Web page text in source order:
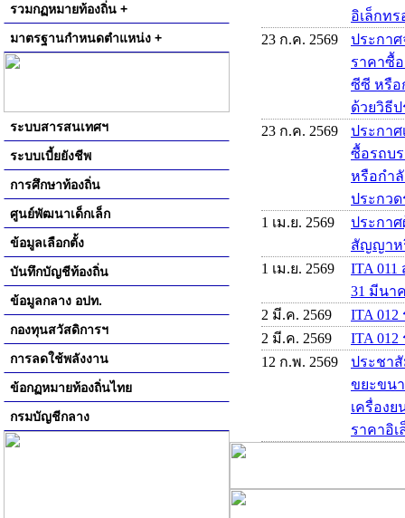
รวมกฏหมายท้องถิ่น +
มาตรฐานกำหนดตำแหน่ง +
ระบบสารสนเทศฯ
ระบบเบี้ยยังชีพ
การศึกษาท้องถิ่น
ศูนย์พัฒนาเด็กเล็ก
ข้อมูลเลือกตั้ง
บันทึกบัญชีท้องถิ่น
ข้อมูลกลาง อปท.
กองทุนสวัสดิการฯ
การลดใช้พลังงาน
ข้อกฏหมายท้องถิ่นไทย
กรมบัญชีกลาง
อิเล็กทร
23 ก.ค. 2569
ประกา
ราคาซื้
ซีซี หรือ
ด้วยวิธีป
23 ก.ค. 2569
ประกา
ซื้อรถบ
หรือกำ
ประกวด
1 เม.ย. 2569
ประกา
สัญญาห
1 เม.ย. 2569
ITA
31 มีนา
2 มี.ค. 2569
ITA
2 มี.ค. 2569
ITA
12 ก.พ. 2569
ประชา
ขยะขน
เครื่อง
ราคาอิเ